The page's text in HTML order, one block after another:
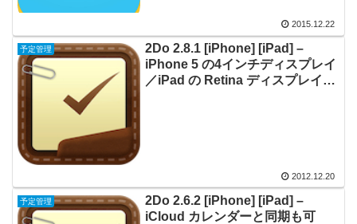
2015.12.22
予定管理
2Do 2.8.1 [iPhone] [iPad] –
iPhone 5 の4インチディスプレイ
／iPad の Retina ディスプレイに
2012.12.20
予定管理
2Do 2.6.2 [iPhone] [iPad] –
iCloud カレンダーと同期も可